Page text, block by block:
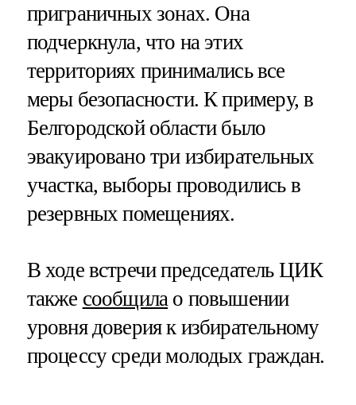
приграничных зонах. Она
подчеркнула, что на этих
территориях принимались все
меры безопасности. К примеру, в
Белгородской области было
эвакуировано три избирательных
участка, выборы проводились в
резервных помещениях.
В ходе встречи председатель ЦИК
также сообщила о повышении
уровня доверия к избирательному
процессу среди молодых граждан.